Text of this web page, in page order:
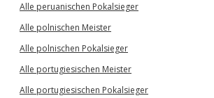
Alle peruanischen Pokalsieger
Alle polnischen Meister
Alle polnischen Pokalsieger
Alle portugiesischen Meister
Alle portugiesischen Pokalsieger